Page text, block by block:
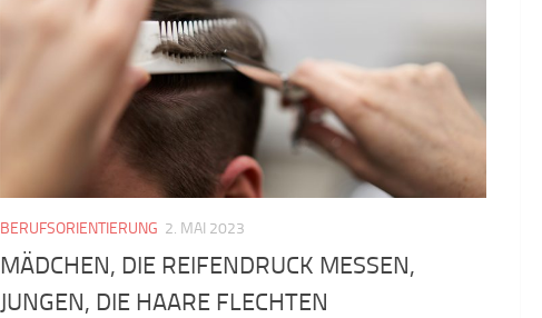
BERUFSORIENTIERUNG 2. MAI 2023
MÄDCHEN, DIE REIFENDRUCK MESSEN,
JUNGEN, DIE HAARE FLECHTEN